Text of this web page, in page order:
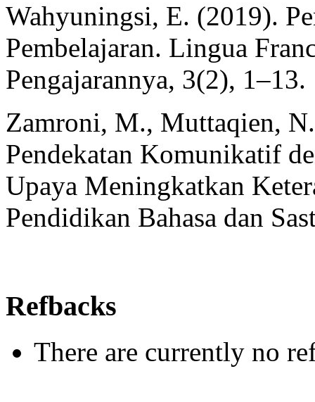
Wahyuningsi, E. (2019).
Pembelajaran. Lingua
Pengajarannya, 3(2), 1–13.
Zamroni, M., Muttaqien,
Pendekatan Komunikatif
Upaya Meningkatkan
Pendidikan Bahasa dan
Refbacks
There are currently no